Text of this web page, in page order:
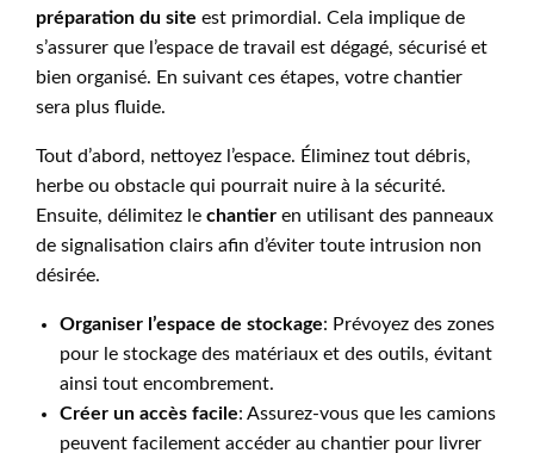
préparation du site est primordial. Cela implique de
s’assurer que l’espace de travail est dégagé, sécurisé et
bien organisé. En suivant ces étapes, votre chantier
sera plus fluide.
Tout d’abord, nettoyez l’espace. Éliminez tout débris,
herbe ou obstacle qui pourrait nuire à la sécurité.
Ensuite, délimitez le chantier en utilisant des panneaux
de signalisation clairs afin d’éviter toute intrusion non
désirée.
Organiser l’espace de stockage: Prévoyez des zones
pour le stockage des matériaux et des outils, évitant
ainsi tout encombrement.
Créer un accès facile: Assurez-vous que les camions
peuvent facilement accéder au chantier pour livrer